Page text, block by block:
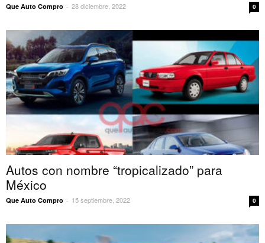
Que Auto Compro - 28 diciembre, 2022 0
Autos con nombre “tropicalizado” para
México
Que Auto Compro - 15 septiembre, 2022 0